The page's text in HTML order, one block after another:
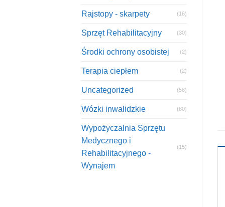
Rajstopy - skarpety (16)
Sprzęt Rehabilitacyjny (30)
Środki ochrony osobistej (2)
Terapia ciepłem (2)
Uncategorized (58)
Wózki inwalidzkie (80)
Wypożyczalnia Sprzętu
Medycznego i
Rehabilitacyjnego -
Wynajem
(15)